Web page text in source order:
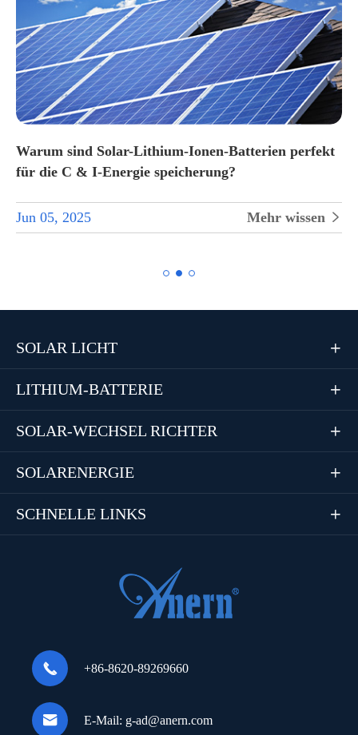
Warum sind Solar-Lithium-Ionen-Batterien perfekt
für die C & I-Energie speicherung?
Jun 05, 2025 Mehr wissen 
SOLAR LICHT 
LITHIUM-BATTERIE 
SOLAR-WECHSEL RICHTER 
SOLARENERGIE 
SCHNELLE LINKS 
 +86-8620-89269660
 E-Mail: g-ad@anern.com